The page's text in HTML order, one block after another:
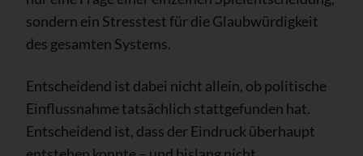
sondern ein Stresstest für die Glaubwürdigkeit
des gesamten Systems.
Entscheidend ist dabei nicht allein, ob politische
Einflussnahme tatsächlich stattgefunden hat.
Entscheidend ist, dass der Eindruck überhaupt